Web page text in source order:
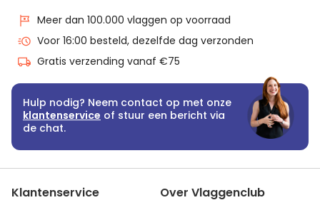
Meer dan 100.000 vlaggen op voorraad
Voor 16:00 besteld, dezelfde dag verzonden
Gratis verzending vanaf €75
Hulp nodig? Neem contact op met onze
klantenservice of stuur een bericht via
de chat.
Klantenservice Over Vlaggenclub